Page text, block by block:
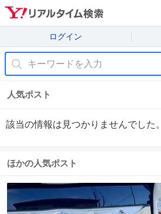
ログイン
人気ポスト
該当の情報は見つかりませんでした。
ほかの人気ポスト